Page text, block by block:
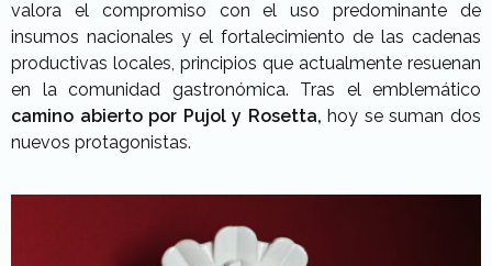
valora el compromiso con el uso predominante de
insumos nacionales y el fortalecimiento de las cadenas
productivas locales, principios que actualmente resuenan
en la comunidad gastronómica. Tras el emblemático
camino abierto por Pujol y Rosetta, hoy se suman dos
nuevos protagonistas.